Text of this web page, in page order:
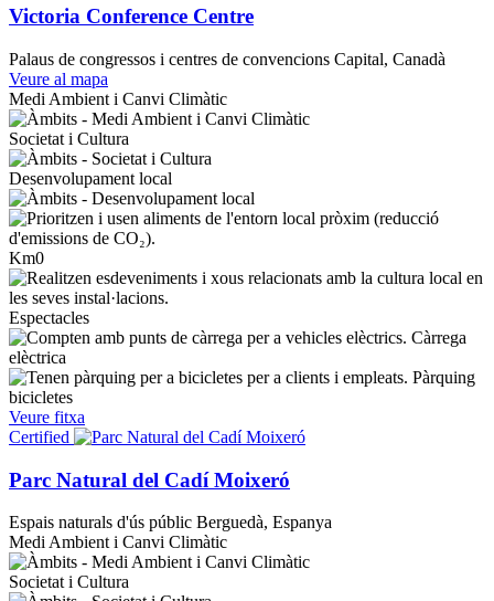
Victoria Conference Centre
Palaus de congressos i centres de convencions Capital, Canadà
Veure al mapa
Medi Ambient i Canvi Climàtic
Societat i Cultura
Desenvolupament local
Km0
Espectacles
Càrrega
elèctrica
Pàrquing
bicicletes
Veure fitxa
Certified
Parc Natural del Cadí Moixeró
Espais naturals d'ús públic Berguedà, Espanya
Medi Ambient i Canvi Climàtic
Societat i Cultura